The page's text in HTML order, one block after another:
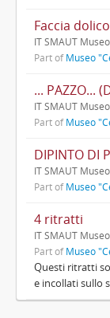
Faccia
IT SMAUT
Part ofMuseo
... PAZZO...
IT SMAUT
Part ofMuseo
IT SMAUT
Part ofMuseo
4 ritratti
IT SMAUT
Part ofMuseo
Questi ritratti
e incollati sullo